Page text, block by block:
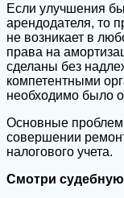
Если улучшения
арендодателя, то
не возникает в
права на
сделаны без
компетентными
необходимо было
Основные
совершении
налогового учета.
Смотри судебную